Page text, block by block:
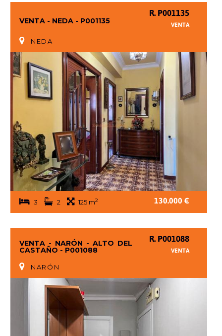
VENTA - NEDA - P001135
NEDA
R. P001135
VENTA
3 2 125 m2 130.000 €
VENTA - NARÓN - ALTO DEL
CASTAÑO - P001088
NARÓN
R. P001088
VENTA